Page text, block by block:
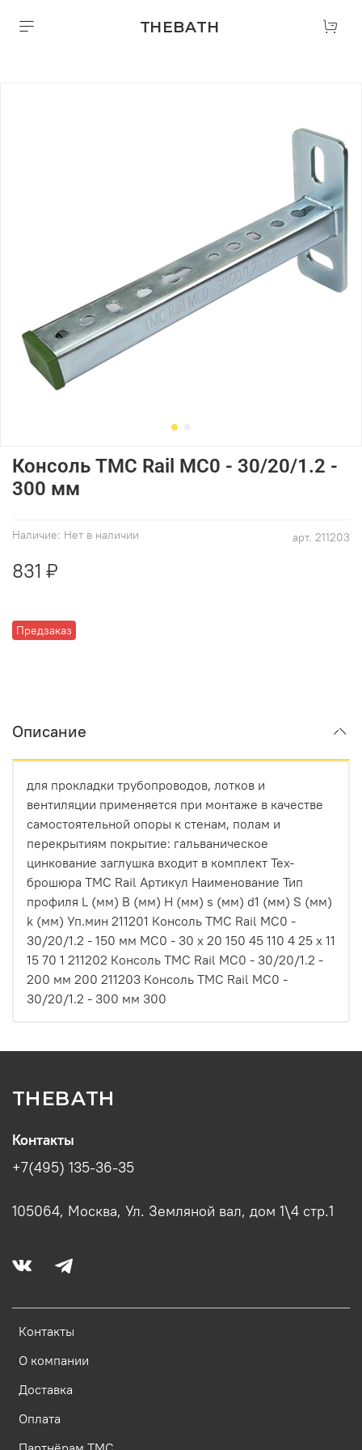
THEBATH
арт. 211203
Наличие: Нет в наличии
Предзаказ
Консоль ТМС Rail MC0 - 30/20/1.2 -
300 мм
831 ₽
Описание
для прокладки трубопроводов, лотков и
вентиляции применяется при монтаже в качестве
самостоятельной опоры к стенам, полам и
перекрытиям покрытие: гальваническое
цинкование заглушка входит в комплект Тех-
брошюра ТМС Rail Артикул Наименование Тип
профиля L (мм) B (мм) H (мм) s (мм) d1 (мм) S (мм)
k (мм) Уп.мин 211201 Консоль ТМС Rail MC0 -
30/20/1.2 - 150 мм MC0 - 30 х 20 150 45 110 4 25 х 11
15 70 1 211202 Консоль ТМС Rail MC0 - 30/20/1.2 -
200 мм 200 211203 Консоль ТМС Rail MC0 -
30/20/1.2 - 300 мм 300
THEBATH
Контакты
О компании
Доставка
Оплата
Контакты
+7(495) 135-36-35
105064, Москва, Ул. Земляной вал, дом 1\4 стр.1